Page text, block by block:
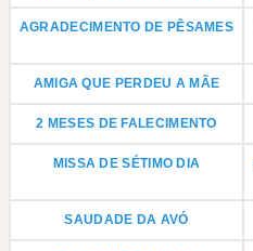
AGRADECIMENTO DE PÊSAMES
AMIGA QUE PERDEU A MÃE
2 MESES DE FALECIMENTO
MISSA DE SÉTIMO DIA
SAUDADE DA AVÓ